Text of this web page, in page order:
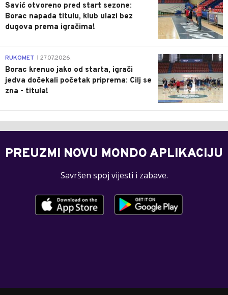
Savić otvoreno pred start sezone:
Borac napada titulu, klub ulazi bez
dugova prema igračima!
0
RUKOMET 27.07.2026.
Borac krenuo jako od starta, igrači
jedva dočekali početak priprema: Cilj se
zna - titula!
PREUZMI NOVU MONDO APLIKACIJU
Savršen spoj vijesti i zabave.